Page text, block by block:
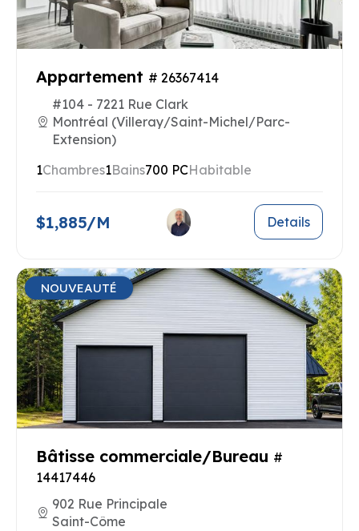
Appartement # 26367414
#104 - 7221 Rue Clark
Montréal (Villeray/Saint-Michel/Parc-
Extension)
1Chambres1Bains700 PCHabitable
$1,885/M Details
NOUVEAUTÉ
Bâtisse commerciale/Bureau #
14417446
902 Rue Principale
Saint-Côme